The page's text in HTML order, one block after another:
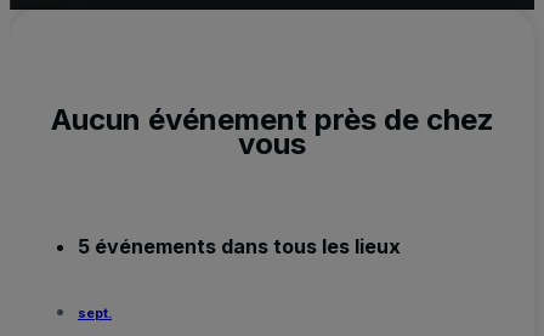
Aucun événement près de chez
vous
5 événements dans tous les lieux
sept.